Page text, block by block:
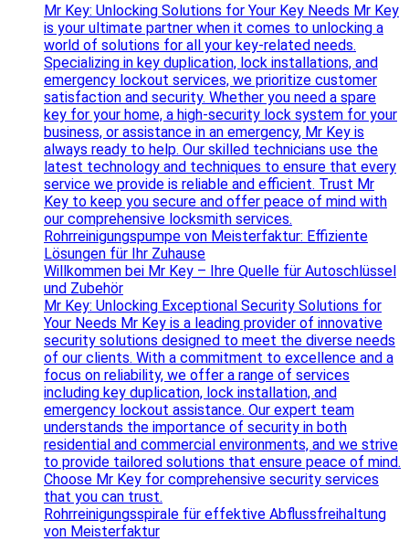
Mr Key: Unlocking Solutions for Your Key Needs Mr Key
is your ultimate partner when it comes to unlocking a
world of solutions for all your key-related needs.
Specializing in key duplication, lock installations, and
emergency lockout services, we prioritize customer
satisfaction and security. Whether you need a spare
key for your home, a high-security lock system for your
business, or assistance in an emergency, Mr Key is
always ready to help. Our skilled technicians use the
latest technology and techniques to ensure that every
service we provide is reliable and efficient. Trust Mr
Key to keep you secure and offer peace of mind with
our comprehensive locksmith services.
Rohrreinigungspumpe von Meisterfaktur: Effiziente
Lösungen für Ihr Zuhause
Willkommen bei Mr Key – Ihre Quelle für Autoschlüssel
und Zubehör
Mr Key: Unlocking Exceptional Security Solutions for
Your Needs Mr Key is a leading provider of innovative
security solutions designed to meet the diverse needs
of our clients. With a commitment to excellence and a
focus on reliability, we offer a range of services
including key duplication, lock installation, and
emergency lockout assistance. Our expert team
understands the importance of security in both
residential and commercial environments, and we strive
to provide tailored solutions that ensure peace of mind.
Choose Mr Key for comprehensive security services
that you can trust.
Rohrreinigungsspirale für effektive Abflussfreihaltung
von Meisterfaktur